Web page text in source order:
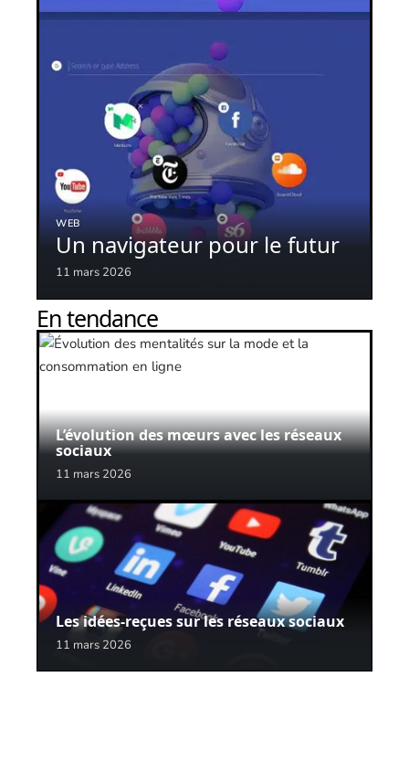
WEB
Un navigateur pour le futur
11 mars 2026
En tendance
L’évolution des mœurs avec les réseaux
sociaux
11 mars 2026
Les idées-reçues sur les réseaux sociaux
11 mars 2026